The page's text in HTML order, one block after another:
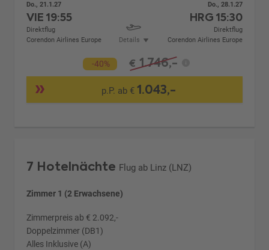
Do., 21.1.27
VIE19:55
Direktflug
Corendon Airlines Europe
Details
Do., 28.1.27
HRG 15:30
Direktflug
Corendon Airlines Europe
-40% € 1.746,-
p.P. ab €1.043,-
7 Hotelnächte Flug ab Linz (LNZ)
Zimmer 1 (2 Erwachsene)
Zimmerpreis ab € 2.092,-
Doppelzimmer (DB1)
Alles Inklusive (A)